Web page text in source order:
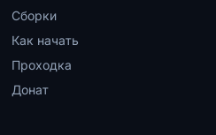
Сборки
Как начать
Проходка
Донат